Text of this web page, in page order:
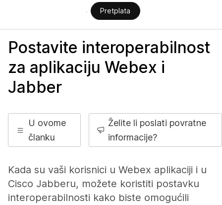
Pretplata
Postavite interoperabilnost
za aplikaciju Webex i
Jabber
U ovome
članku
Želite li poslati povratne
informacije?
Kada su vaši korisnici u Webex aplikaciji i u
Cisco Jabberu, možete koristiti postavku
interoperabilnosti kako biste omogućili